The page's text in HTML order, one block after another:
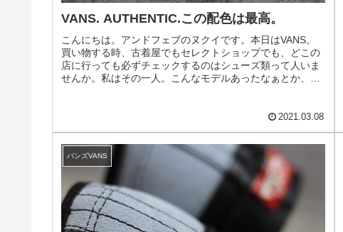
VANS. AUTHENTIC.この配色は最高。
こんにちは。アンドフェブのヌクイです。本日はVANS。
買い物する時、古着屋でもセレクトショップでも、どこの
店に行っても必ずチェックするのはシューズ類って人いま
せんか。私はその一人。こんなモデルあったなぁとか、こ
2021.03.08
バンズVANS